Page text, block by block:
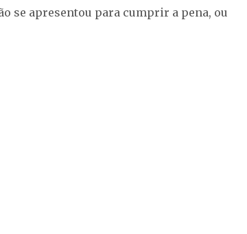
se apresentou para cumprir a pena, ou